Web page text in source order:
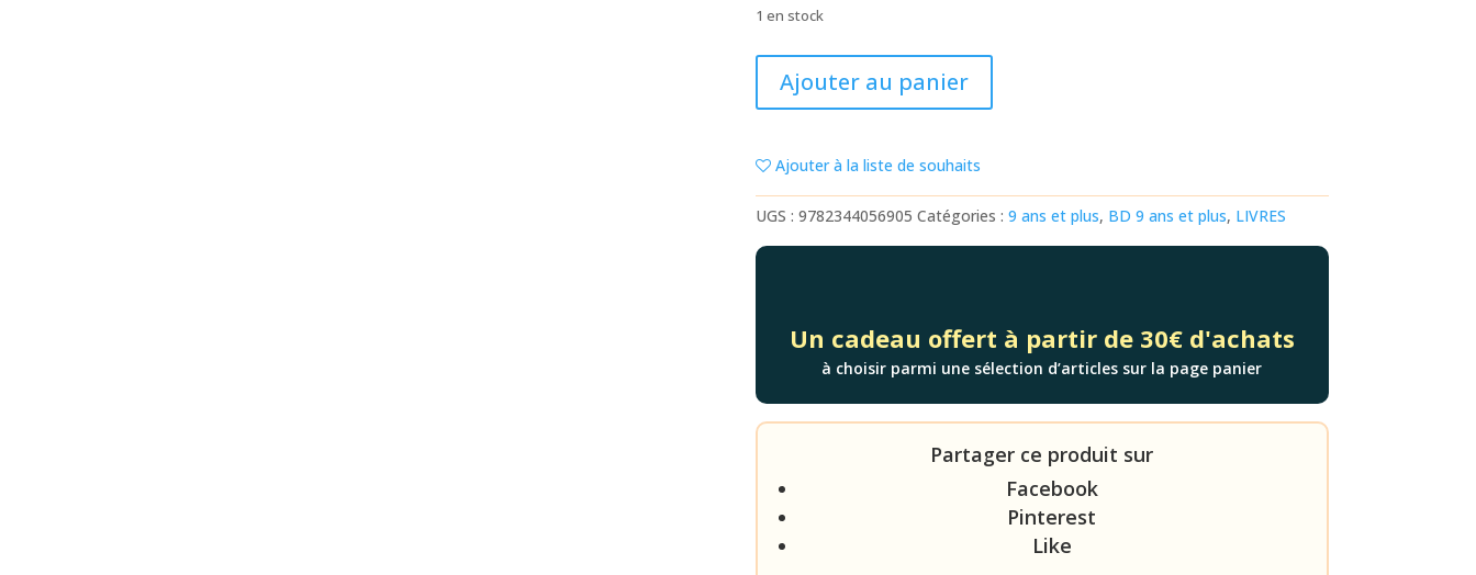
1 en stock
DRAGON
SUPER
-
TOME
19
Ajouter au panier
Ajouter à la liste de souhaits
UGS :9782344056905 Catégories :9 ans et plus, BD 9 ans et plus, LIVRES
Un cadeau offert à partir de 30€ d'achats
à choisir parmi une sélection d’articles sur la page panier
Partager ce produit sur
Facebook
Pinterest
Like